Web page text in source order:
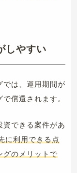
しやすい
では、運用期間が
償還されます。
できる案件があ
に利用できる点
グのメリットで